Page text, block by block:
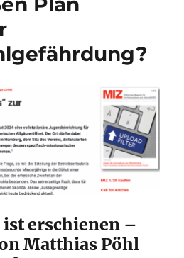
erschienen –
Matthias Pöhl